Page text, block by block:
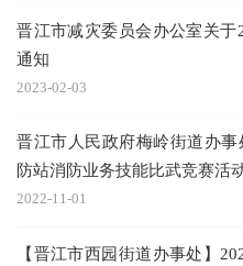
晋江市减灾委员会办公室关
通知
2023-02-03
晋江市人民政府梅岭街道办
防站消防业务技能比武竞赛活
2022-11-01
【晋江市西园街道办事处】